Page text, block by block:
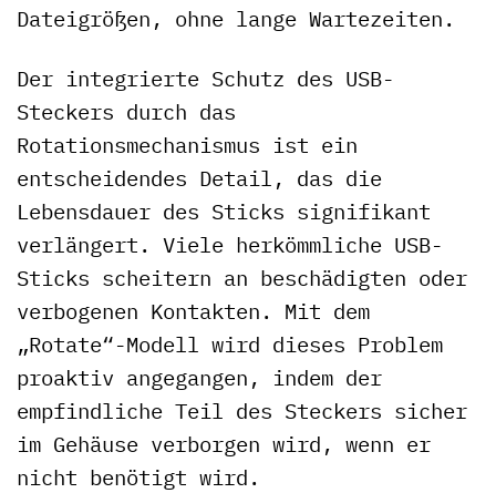
Dateigrößen, ohne lange Wartezeiten.
Der integrierte Schutz des USB-
Steckers durch das
Rotationsmechanismus ist ein
entscheidendes Detail, das die
Lebensdauer des Sticks signifikant
verlängert. Viele herkömmliche USB-
Sticks scheitern an beschädigten oder
verbogenen Kontakten. Mit dem
„Rotate“-Modell wird dieses Problem
proaktiv angegangen, indem der
empfindliche Teil des Steckers sicher
im Gehäuse verborgen wird, wenn er
nicht benötigt wird.